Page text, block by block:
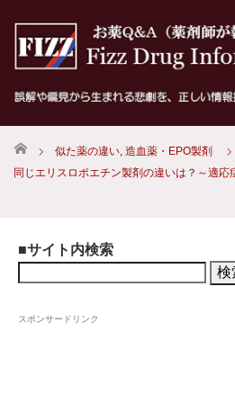
ホーム 似た薬の違い, 造血薬・EPO製剤
同じエリスロポエチン製剤の違いは？～適
■サイト内検索
スポンサードリンク